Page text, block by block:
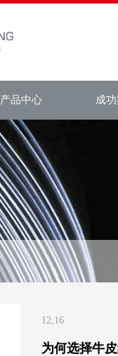
产品中心 成
12,16
为何选择牛